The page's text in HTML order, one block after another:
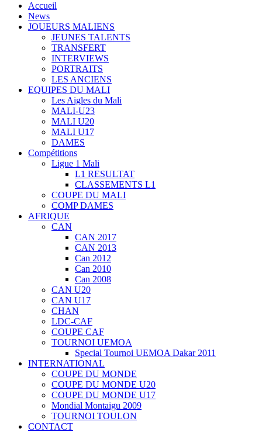
Accueil
News
JOUEURS MALIENS
JEUNES TALENTS
TRANSFERT
INTERVIEWS
PORTRAITS
LES ANCIENS
EQUIPES DU MALI
Les Aigles du Mali
MALI-U23
MALI U20
MALI U17
DAMES
Compétitions
Ligue 1 Mali
L1 RESULTAT
CLASSEMENTS L1
COUPE DU MALI
COMP DAMES
AFRIQUE
CAN
CAN 2017
CAN 2013
Can 2012
Can 2010
Can 2008
CAN U20
CAN U17
CHAN
LDC-CAF
COUPE CAF
TOURNOI UEMOA
Special Tournoi UEMOA Dakar 2011
INTERNATIONAL
COUPE DU MONDE
COUPE DU MONDE U20
COUPE DU MONDE U17
Mondial Montaigu 2009
TOURNOI TOULON
CONTACT